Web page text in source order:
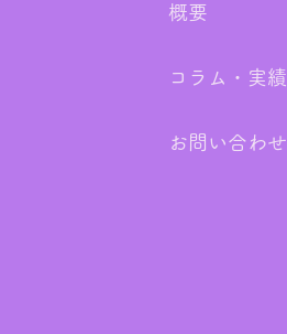
概要
コラム・実績
お問い合わせ